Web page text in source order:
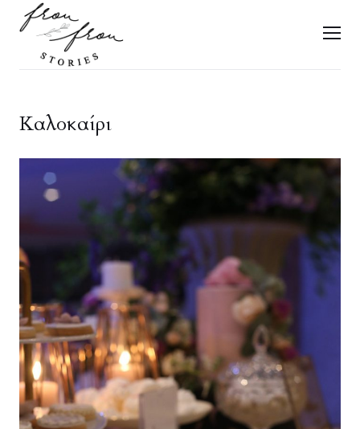
FROU FROU STORIES
Καλοκαίρι